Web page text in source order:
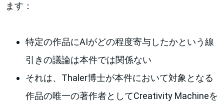
ます：
特定の作品にAIがどの程度寄与したかという線
引きの議論は本件では関係ない
それは、Thaler博士が本件において対象となる
作品の唯一の著作者としてCreativity Machineを